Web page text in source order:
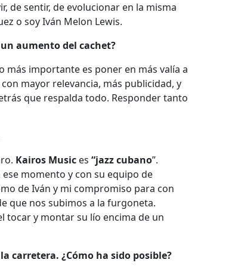
de sentir, de evolucionar en la misma
o soy Iván Melon Lewis.
aumento del cachet?
más importante es poner en más valía a
mayor relevancia, más publicidad, y
que respalda todo. Responder tanto
Kairos Music es “jazz cubano”.
momento y con su equipo de
de Iván y mi compromiso para con
que nos subimos a la furgoneta.
tocar y montar su lío encima de un
carretera. ¿Cómo ha sido posible?